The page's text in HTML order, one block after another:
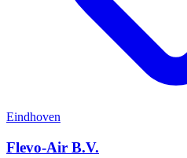
Eindhoven
Flevo-Air B.V.